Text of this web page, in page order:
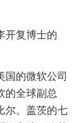
开复博士的
国的微软公司
的全球副总
尔。盖茨的七